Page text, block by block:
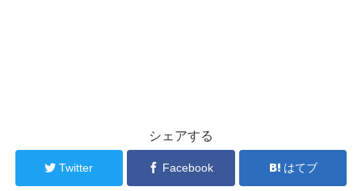
シェアする
Twitter Facebook はてブ